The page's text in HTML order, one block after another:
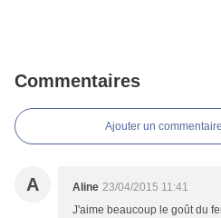
Commentaires
Ajouter un commentaire
A Aline 23/04/2015 11:41
J'aime beaucoup le goût du